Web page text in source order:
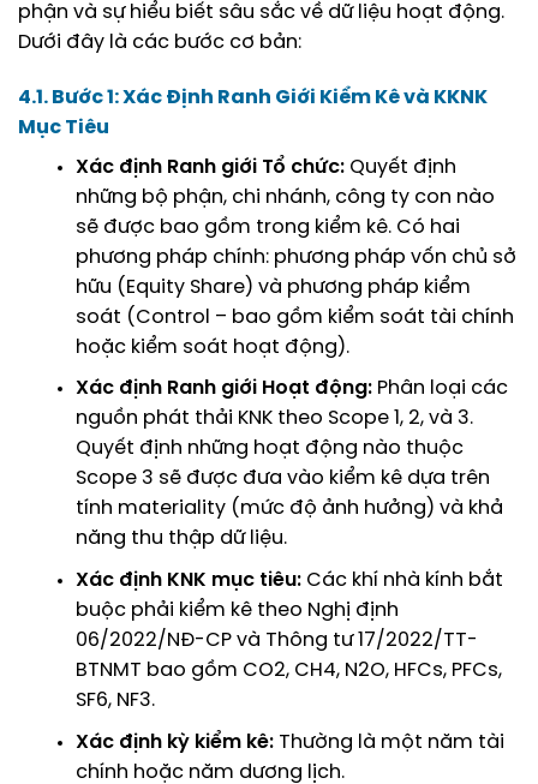
phận và sự hiểu biết sâu sắc về dữ liệu hoạt động.
Dưới đây là các bước cơ bản:
4.1. Bước 1: Xác Định Ranh Giới Kiểm Kê và KKNK
Mục Tiêu
Xác định Ranh giới Tổ chức: Quyết định
những bộ phận, chi nhánh, công ty con nào
sẽ được bao gồm trong kiểm kê. Có hai
phương pháp chính: phương pháp vốn chủ sở
hữu (Equity Share) và phương pháp kiểm
soát (Control – bao gồm kiểm soát tài chính
hoặc kiểm soát hoạt động).
Xác định Ranh giới Hoạt động: Phân loại các
nguồn phát thải KNK theo Scope 1, 2, và 3.
Quyết định những hoạt động nào thuộc
Scope 3 sẽ được đưa vào kiểm kê dựa trên
tính materiality (mức độ ảnh hưởng) và khả
năng thu thập dữ liệu.
Xác định KNK mục tiêu: Các khí nhà kính bắt
buộc phải kiểm kê theo Nghị định
06/2022/NĐ-CP và Thông tư 17/2022/TT-
BTNMT bao gồm CO2, CH4, N2O, HFCs, PFCs,
SF6, NF3.
Xác định kỳ kiểm kê: Thường là một năm tài
chính hoặc năm dương lịch.